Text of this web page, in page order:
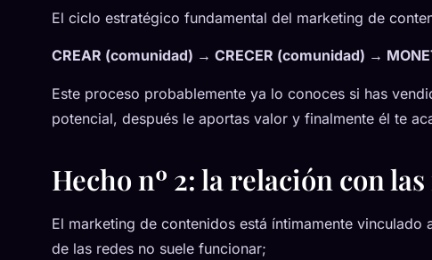
El ciclo estratégico fundamental del marketing de
CREAR (comunidad) → CRECER (comunidad) →
Este proceso probablemente ya lo conoces si has
potencial, después le aportas valor y finalmente él te
Hecho nº 2: la relación con
El marketing de contenidos está íntimamente
de las redes no suele funcionar;